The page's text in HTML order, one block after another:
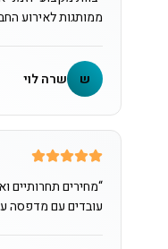
ממותגות לאירוע
ש שרה לוי
“מחירים תחרותיים
עובדים עם מדפסה